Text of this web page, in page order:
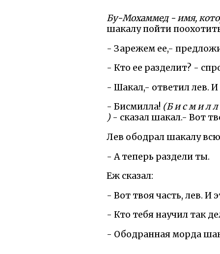
Бу-Мохаммед - имя,
шакалу пойти
- Зарежем ее,-
- Кто ее разделит? -
- Шакал,- ответил лев.
- Бисмилла! (Б и с м и л
)- сказал шакал.- Вот
Лев ободрал шакалу
- А теперь раздели ты.
Еж сказал:
- Вот твоя часть, лев. И
- Кто тебя научил так
- Ободранная морда